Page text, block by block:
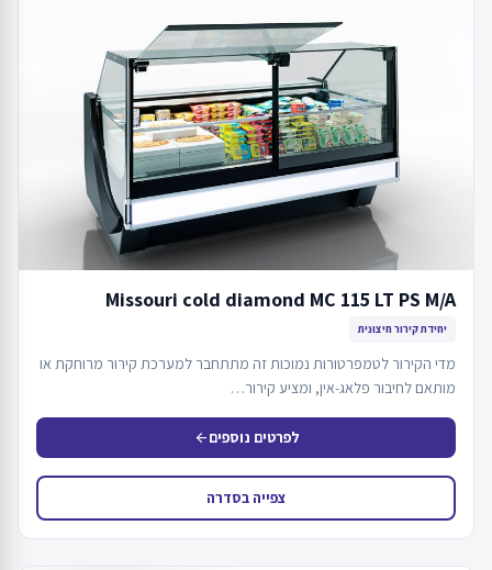
Missouri cold diamond MC 115 LT PS M/A
יחידת קירור חיצונית
מדי הקירור לטמפרטורות נמוכות זה מתתחבר למערכת קירור מרוחקת או
מותאם לחיבור פלאג-אין, ומציע קירור…
לפרטים נוספיםarrow_back
צפייה בסדרה